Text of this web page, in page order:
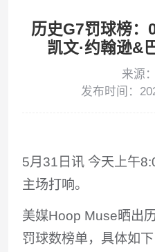
历史G7罚球榜：
凯文·约翰逊&
来源
发布时间：
5月31日讯 今天上午
主场打响。
美媒Hoop Muse晒出
罚球数榜单，具体如下